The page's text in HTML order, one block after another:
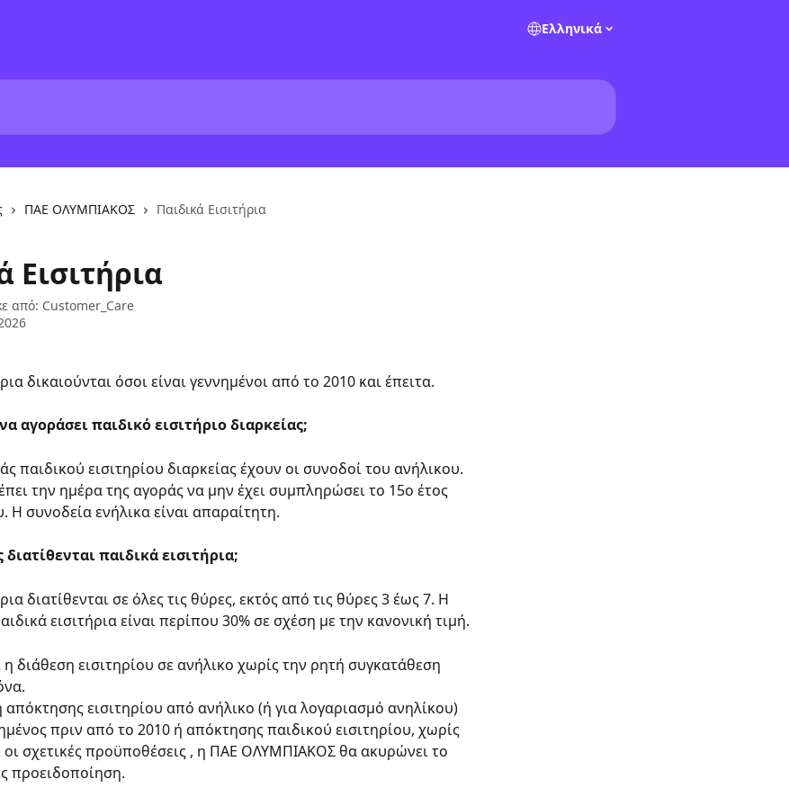
Ελληνικά
ΠΑΕ ΟΛΥΜΠΙΑΚΟΣ Παιδικά Εισιτήρια
Εισιτήρια
από: Customer_Care
δικαιούνται όσοι είναι γεννημένοι από το 2010 και έπειτα.
αγοράσει παιδικό εισιτήριο διαρκείας;
παιδικού εισιτηρίου διαρκείας έχουν οι συνοδοί του ανήλικου.
την ημέρα της αγοράς να μην έχει συμπληρώσει το 15ο έτος
Η συνοδεία ενήλικα είναι απαραίτητη.
διατίθενται παιδικά εισιτήρια;
διατίθενται σε όλες τις θύρες, εκτός από τις θύρες 3 έως 7. Η
εισιτήρια είναι περίπου 30% σε σχέση με την κανονική τιμή.
η διάθεση εισιτηρίου σε ανήλικο χωρίς την ρητή συγκατάθεση
εισιτηρίου από ανήλικο (ή για λογαριασμό ανηλίκου)
πριν από το 2010 ή απόκτησης παιδικού εισιτηρίου, χωρίς
σχετικές προϋποθέσεις , η ΠΑΕ ΟΛΥΜΠΙΑΚΟΣ θα ακυρώνει το
προειδοποίηση.